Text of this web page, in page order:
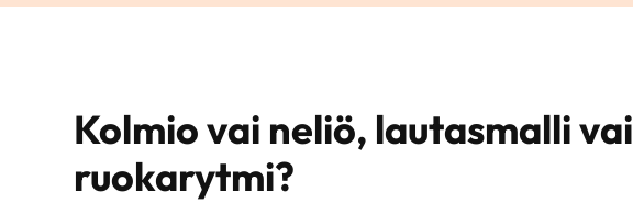
Kolmio vai neliö, lautasmalli vai
ruokarytmi?